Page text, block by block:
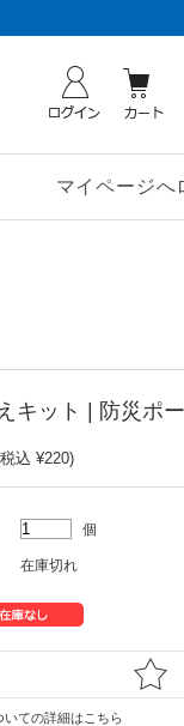
マイページへ
キット | 防災ポ
込 ¥220)
個
在庫切れ
いての詳細はこちら